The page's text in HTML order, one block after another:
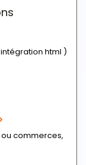
html )
commerces,